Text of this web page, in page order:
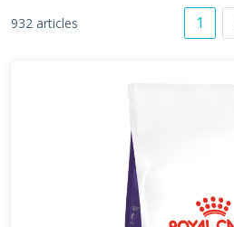
932 articles 1